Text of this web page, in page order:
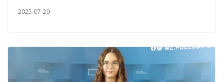
2025-07-29